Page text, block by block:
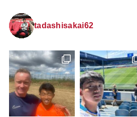
tadashisakai62